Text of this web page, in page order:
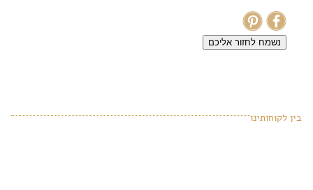
נשמח לחזור אליכם
בין לקוחותינו